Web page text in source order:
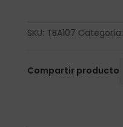
SKU: TBA107 Categoría:
Compartir producto